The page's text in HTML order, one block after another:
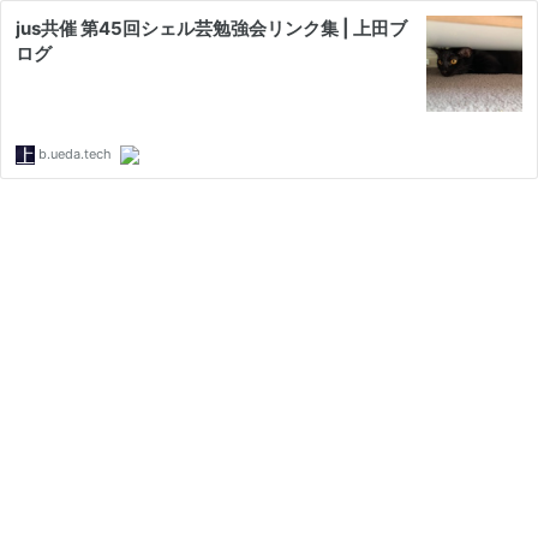
jus共催 第45回シェル芸勉強会リンク集 | 上田ブ
ログ
b.ueda.tech